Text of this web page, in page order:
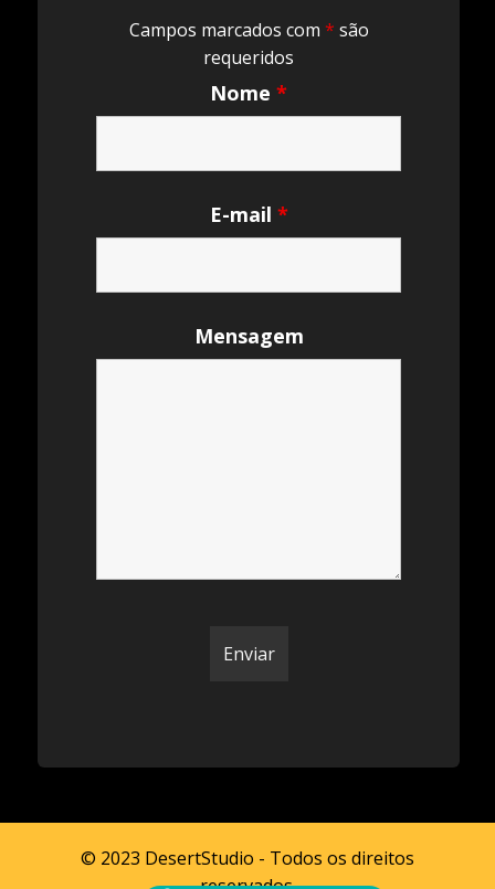
Campos marcados com * são
requeridos
Nome *
E-mail *
Mensagem
© 2023 DesertStudio - Todos os direitos